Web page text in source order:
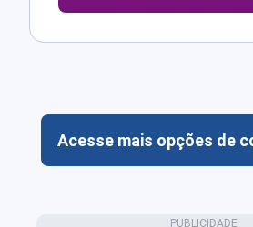
Acesse mais opções de